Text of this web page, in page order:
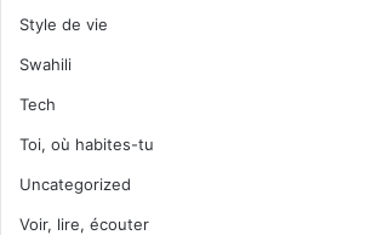
Style de vie
Swahili
Tech
Toi, où habites-tu
Uncategorized
Voir, lire, écouter